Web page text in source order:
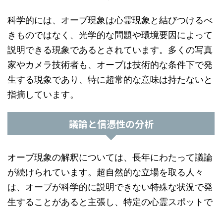
科学的には、オーブ現象は心霊現象と結びつけるべ
きものではなく、光学的な問題や環境要因によって
説明できる現象であるとされています。多くの写真
家やカメラ技術者も、オーブは技術的な条件下で発
生する現象であり、特に超常的な意味は持たないと
指摘しています。
議論と信憑性の分析
オーブ現象の解釈については、長年にわたって議論
が続けられています。超自然的な立場を取る人々
は、オーブが科学的に説明できない特殊な状況で発
生することがあると主張し、特定の心霊スポットで